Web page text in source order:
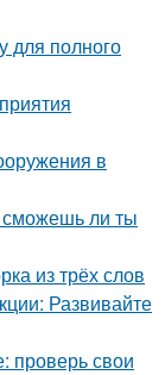
для полного
в
сможешь ли ты
из трёх слов
Развивайте
проверь свои